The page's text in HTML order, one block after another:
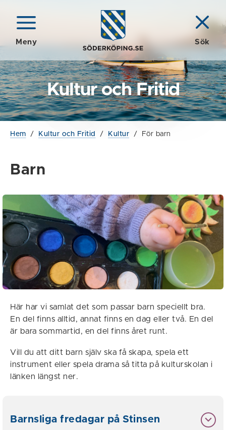
Meny Sök
Kultur och Fritid
Hem / Kultur och Fritid / Kultur / För barn
Barn
Här har vi samlat det som passar barn speciellt bra.
En del finns alltid, annat finns en dag eller två. En del
är bara sommartid, en del finns året runt.
Vill du att ditt barn själv ska få skapa, spela ett
instrument eller spela drama så titta på kulturskolan i
länken längst ner.
Barnsliga fredagar på Stinsen